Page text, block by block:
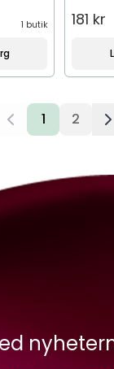
1 butik 181 kr
1 2